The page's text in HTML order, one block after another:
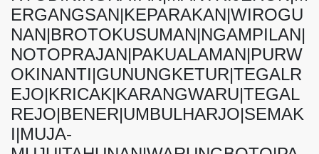
ERGANGSAN|KEPARAKAN|WIROGU
NAN|BROTOKUSUMAN|NGAMPILAN|
NOTOPRAJAN|PAKUALAMAN|PURW
OKINANTI|GUNUNGKETUR|TEGALR
EJO|KRICAK|KARANGWARU|TEGAL
REJO|BENER|UMBULHARJO|SEMAK
I|MUJA-